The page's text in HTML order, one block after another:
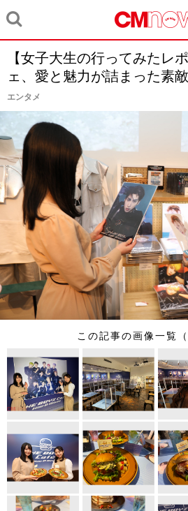
【女子大生の行ってみたレ
ェ、愛と魅力が詰まった素
エンタメ
この記事の画像一覧